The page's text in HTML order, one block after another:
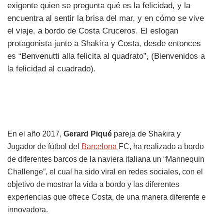
exigente quien se pregunta qué es la felicidad, y la
encuentra al sentir la brisa del mar, y en cómo se vive
el viaje, a bordo de Costa Cruceros. El eslogan
protagonista junto a Shakira y Costa, desde entonces
es “Benvenutti alla felicita al quadrato”, (Bienvenidos a
la felicidad al cuadrado).
En el año 2017, Gerard Piqué pareja de Shakira y
Jugador de fútbol del Barcelona FC, ha realizado a bordo
de diferentes barcos de la naviera italiana un “Mannequin
Challenge”, el cual ha sido viral en redes sociales, con el
objetivo de mostrar la vida a bordo y las diferentes
experiencias que ofrece Costa, de una manera diferente e
innovadora.